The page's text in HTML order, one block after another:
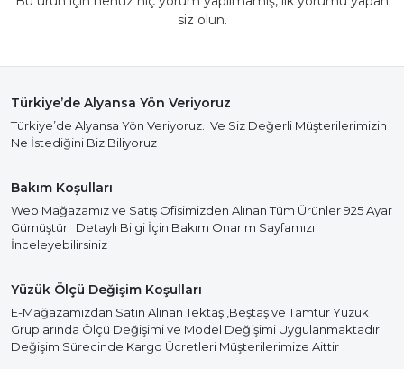
siz olun.
Türkiye’de Alyansa Yön Veriyoruz
Türkiye’de Alyansa Yön Veriyoruz. Ve Siz Değerli Müşterilerimizin
Ne İstediğini Biz Biliyoruz
Bakım Koşulları
Web Mağazamız ve Satış Ofisimizden Alınan Tüm Ürünler 925 Ayar
Gümüştür. Detaylı Bilgi İçin Bakım Onarım Sayfamızı
İnceleyebilirsiniz
Yüzük Ölçü Değişim Koşulları
E-Mağazamızdan Satın Alınan Tektaş ,Beştaş ve Tamtur Yüzük
Gruplarında Ölçü Değişimi ve Model Değişimi Uygulanmaktadır.
Değişim Sürecinde Kargo Ücretleri Müşterilerimize Aittir